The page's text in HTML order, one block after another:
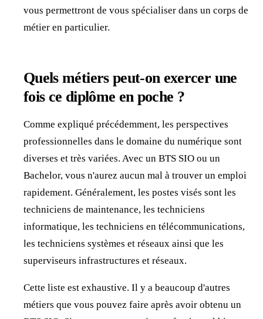
vous permettront de vous spécialiser dans un corps de
métier en particulier.
Quels métiers peut-on exercer une
fois ce diplôme en poche ?
Comme expliqué précédemment, les perspectives
professionnelles dans le domaine du numérique sont
diverses et très variées. Avec un BTS SIO ou un
Bachelor, vous n'aurez aucun mal à trouver un emploi
rapidement. Généralement, les postes visés sont les
techniciens de maintenance, les techniciens
informatique, les techniciens en télécommunications,
les techniciens systèmes et réseaux ainsi que les
superviseurs infrastructures et réseaux.
Cette liste est exhaustive. Il y a beaucoup d'autres
métiers que vous pouvez faire après avoir obtenu un